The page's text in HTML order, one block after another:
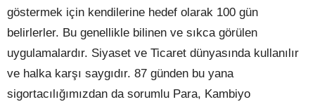
göstermek için kendilerine hedef olarak 100 gün
belirlerler. Bu genellikle bilinen ve sıkca görülen
uygulamalardır. Siyaset ve Ticaret dünyasında kullanılır
ve halka karşı saygıdır. 87 günden bu yana
sigortacılığımızdan da sorumlu Para, Kambiyo